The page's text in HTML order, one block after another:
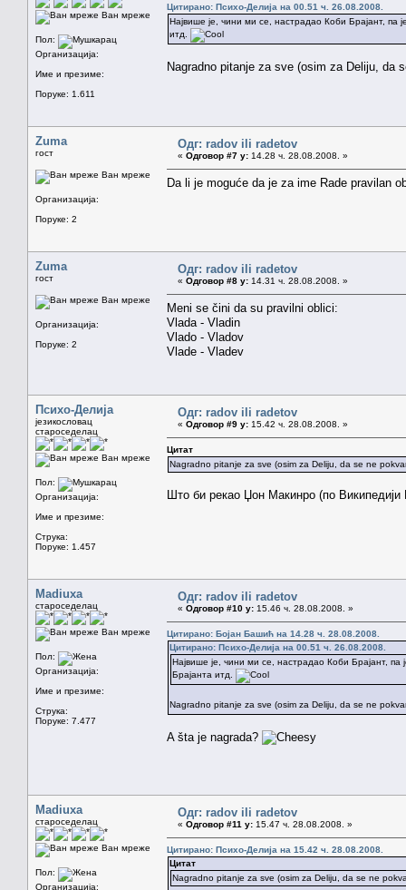
Ван мреже
Пол:
Организација:
Име и презиме:
Поруке: 1.611
Цитирано: Психо-Делија на 00.51 ч. 26.08.2008.
Највише је, чини ми се, настрадао Коби Брајант, па
итд.
Nagradno pitanje za sve (osim za Deliju, da
Zuma
гост
Ван мреже
Организација:
Поруке: 2
Одг: radov ili radetov
« Одговор #7 у: 14.28 ч. 28.08.2008. »
Da li je moguće da je za ime Rade pravilan
Zuma
гост
Ван мреже
Организација:
Поруке: 2
Одг: radov ili radetov
« Одговор #8 у: 14.31 ч. 28.08.2008. »
Meni se čini da su pravilni oblici:
Vlada - Vladin
Vlado - Vladov
Vlade - Vladev
Психо-Делија
језикословац
староседелац
Ван мреже
Пол:
Организација:
Име и презиме:
Струка:
Поруке: 1.457
Одг: radov ili radetov
« Одговор #9 у: 15.42 ч. 28.08.2008. »
Цитат
Nagradno pitanje za sve (osim za Deliju, da se ne
Што би рекао Џон Мaкинро (по Википедији
Madiuxa
староседелац
Ван мреже
Пол:
Организација:
Име и презиме:
Струка:
Поруке: 7.477
Одг: radov ili radetov
« Одговор #10 у: 15.46 ч. 28.08.2008. »
Цитирано: Бојан Башић на 14.28 ч. 28.08.2008.
Цитирано: Психо-Делија на 00.51 ч. 26.08.2008.
Највише је, чини ми се, настрадао Коби Брајант,
Брајанта итд.
Nagradno pitanje za sve (osim za Deliju, da se ne
A šta je nagrada?
Madiuxa
староседелац
Ван мреже
Пол:
Организација:
Одг: radov ili radetov
« Одговор #11 у: 15.47 ч. 28.08.2008. »
Цитирано: Психо-Делија на 15.42 ч. 28.08.2008.
Цитат
Nagradno pitanje za sve (osim za Deliju, da se ne